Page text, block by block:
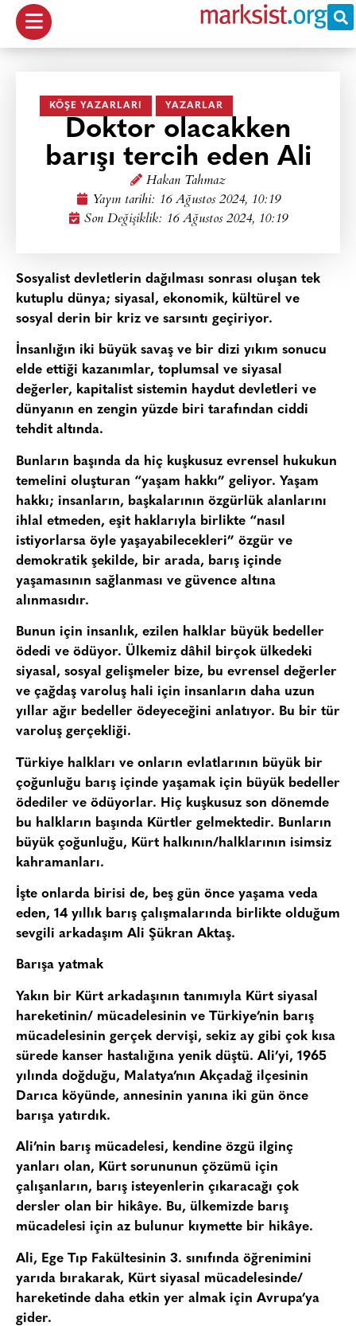
KÖŞE YAZARLARI YAZARLAR
Doktor olacakken
barışı tercih eden Ali
Hakan Tahmaz
Yayın tarihi: 16 Ağustos 2024, 10:19
Son Değişiklik: 16 Ağustos 2024, 10:19
Sosyalist devletlerin dağılması sonrası oluşan tek
kutuplu dünya; siyasal, ekonomik, kültürel ve
sosyal derin bir kriz ve sarsıntı geçiriyor.
İnsanlığın iki büyük savaş ve bir dizi yıkım sonucu
elde ettiği kazanımlar, toplumsal ve siyasal
değerler, kapitalist sistemin haydut devletleri ve
dünyanın en zengin yüzde biri tarafından ciddi
tehdit altında.
Bunların başında da hiç kuşkusuz evrensel hukukun
temelini oluşturan “yaşam hakkı” geliyor. Yaşam
hakkı; insanların, başkalarının özgürlük alanlarını
ihlal etmeden, eşit haklarıyla birlikte “nasıl
istiyorlarsa öyle yaşayabilecekleri” özgür ve
demokratik şekilde, bir arada, barış içinde
yaşamasının sağlanması ve güvence altına
alınmasıdır.
Bunun için insanlık, ezilen halklar büyük bedeller
ödedi ve ödüyor. Ülkemiz dâhil birçok ülkedeki
siyasal, sosyal gelişmeler bize, bu evrensel değerler
ve çağdaş varoluş hali için insanların daha uzun
yıllar ağır bedeller ödeyeceğini anlatıyor. Bu bir tür
varoluş gerçekliği.
Türkiye halkları ve onların evlatlarının büyük bir
çoğunluğu barış içinde yaşamak için büyük bedeller
ödediler ve ödüyorlar. Hiç kuşkusuz son dönemde
bu halkların başında Kürtler gelmektedir. Bunların
büyük çoğunluğu, Kürt halkının/halklarının isimsiz
kahramanları.
İşte onlarda birisi de, beş gün önce yaşama veda
eden, 14 yıllık barış çalışmalarında birlikte olduğum
sevgili arkadaşım Ali Şükran Aktaş.
Barışa yatmak
Yakın bir Kürt arkadaşının tanımıyla Kürt siyasal
hareketinin/ mücadelesinin ve Türkiye’nin barış
mücadelesinin gerçek dervişi, sekiz ay gibi çok kısa
sürede kanser hastalığına yenik düştü. Ali’yi, 1965
yılında doğduğu, Malatya’nın Akçadağ ilçesinin
Darıca köyünde, annesinin yanına iki gün önce
barışa yatırdık.
Ali’nin barış mücadelesi, kendine özgü ilginç
yanları olan, Kürt sorununun çözümü için
çalışanların, barış isteyenlerin çıkaracağı çok
dersler olan bir hikâye. Bu, ülkemizde barış
mücadelesi için az bulunur kıymette bir hikâye.
Ali, Ege Tıp Fakültesinin 3. sınıfında öğrenimini
yarıda bırakarak, Kürt siyasal mücadelesinde/
hareketinde daha etkin yer almak için Avrupa’ya
gider.